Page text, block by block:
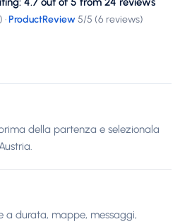
) ·ProductReview5/5 (6 reviews)
della partenza e selezionala
a durata, mappe, messaggi,